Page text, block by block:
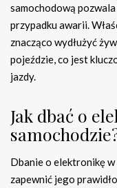
samochodową
przypadku awarii.
znacząco wydłużyć
pojeździe, co jest
jazdy.
Jak dbać o
Dbanie o elektronikę
zapewnić jego